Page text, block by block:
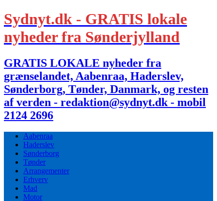
Sydnyt.dk - GRATIS lokale
nyheder fra Sønderjylland
GRATIS LOKALE nyheder fra
grænselandet, Aabenraa, Haderslev,
Sønderborg, Tønder, Danmark, og resten
af verden - redaktion@sydnyt.dk - mobil
2124 2696
Aabenraa
Haderslev
Sønderborg
Tønder
Arrangementer
Erhverv
Mad
Motor